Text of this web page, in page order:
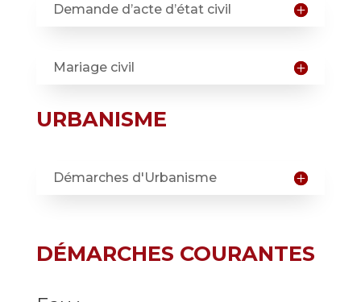
Demande d’acte d’état civil
Mariage civil
URBANISME
Démarches d'Urbanisme
DÉMARCHES COURANTES